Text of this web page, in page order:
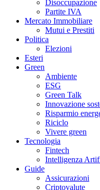
Disoccupazione
Partite IVA
Mercato Immobiliare
Mutui e Prestiti
Politica
Elezioni
Esteri
Green
Ambiente
ESG
Green Talk
Innovazione
Risparmio
Riciclo
Vivere green
Tecnologia
Fintech
Intelligenza
Guide
Assicurazioni
Criptovalute